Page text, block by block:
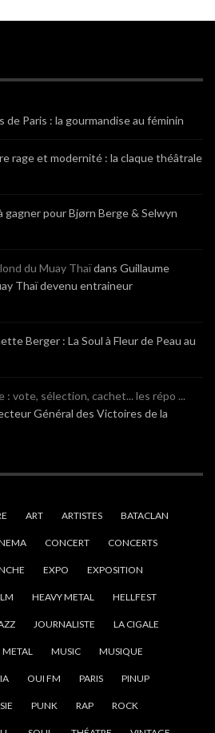
de Paris : la gourmandise au féminin
rage et modernité : la claque théâtrale
gagner pour Bjørn Berge & Selwyn
du Muay Thaïdans Guillaume
Thaï devenu entraineur
Berger : La Soul à Fleur de Peau au
: vote, sélection, cachet... les répo ...
Général des Victoires de la
ART ARTISTES BATACLAN
CONCERT CONCERTS
EXPO EXPOSITION
HEAVY METAL HELLFEST
JOURNALISTE LA CIGALE
METAL MUSIC MUSIQUE
OUI FM PARIS PINUP
PUNK RAP ROCK